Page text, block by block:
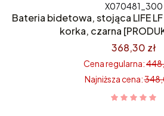
X070481_300
Bateria bidetowa, stojąca LIFE
korka, czarna
368,30 zł
Cena regularna:
Najniższa cena: